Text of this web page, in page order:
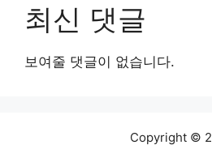
최신 댓글
보여줄 댓글이 없습니다.
Copyright ©